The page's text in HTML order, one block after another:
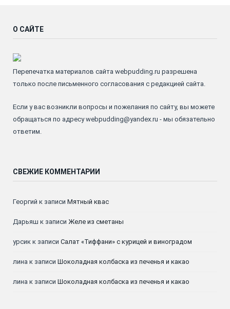
О САЙТЕ
Перепечатка материалов сайта webpudding.ru разрешена
только после письменного согласования с редакцией сайта.
Если у вас возникли вопросы и пожелания по сайту, вы можете
обращаться по адресу webpudding@yandex.ru - мы обязательно
ответим.
СВЕЖИЕ КОММЕНТАРИИ
Георгий к записи Мятный квас
Дарьяш к записи Желе из сметаны
урсик к записи Салат «Тиффани» с курицей и виноградом
лина к записи Шоколадная колбаска из печенья и какао
лина к записи Шоколадная колбаска из печенья и какао